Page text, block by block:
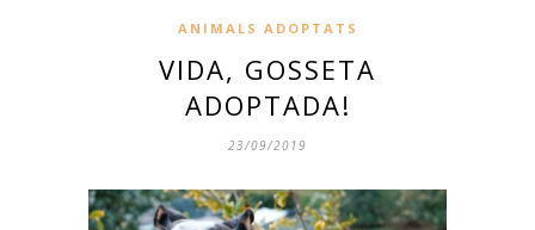
ANIMALS ADOPTATS
VIDA, GOSSETA
ADOPTADA!
23/09/2019